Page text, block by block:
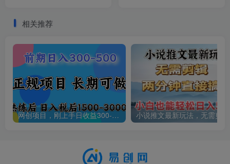
相关推荐
网创项目，刚上手日收益300-500左右，熟悉后日收益1500-3000